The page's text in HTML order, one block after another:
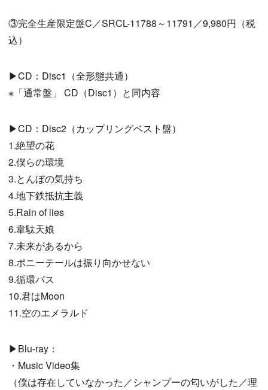
③完全生産限定盤C／SRCL-11788～11791／9,980円（税
込）
▶CD：Disc1（全形態共通）
※「通常盤」 CD（Disc1）と同内容
▶CD：Disc2（カップリングベスト盤）
1.絶望の花
2.僕らの環境
3.とんぼの気持ち
4.地下鉄抵抗主義
5.Rain of lies
6.韋駄天娘
7.未来があるから
8.ポニーテールは振り向かせない
9.循環バス
10.君はMoon
11.空のエメラルド
▶Blu-ray：
・Music Video集
（僕は存在していなかった／シャンプーの匂いがした／理